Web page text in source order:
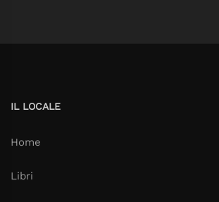
IL LOCALE
Home
Libri